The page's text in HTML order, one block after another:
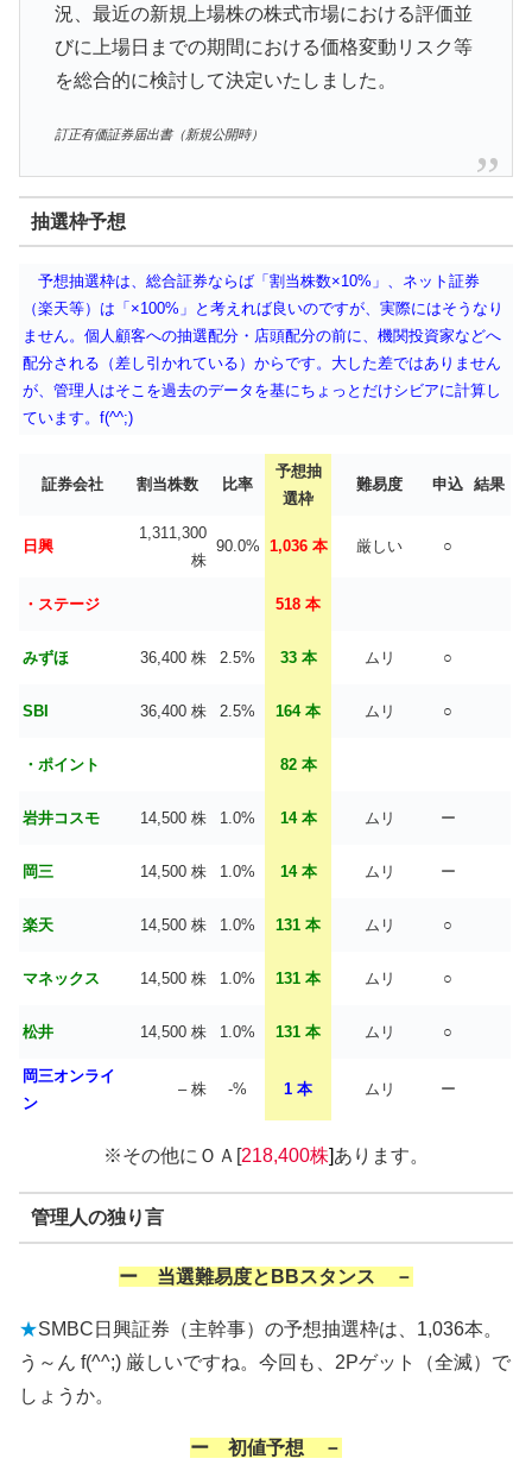
況、最近の新規上場株の株式市場における評価並
びに上場日までの期間における価格変動リスク等
を総合的に検討して決定いたしました。
訂正有価証券届出書（新規公開時）
抽選枠予想
予想抽選枠は、総合証券ならば「割当株数×10%」、ネット証券
（楽天等）は「×100%」と考えれば良いのですが、実際にはそうなり
ません。個人顧客への抽選配分・店頭配分の前に、機関投資家などへ
配分される（差し引かれている）からです。大した差ではありません
が、管理人はそこを過去のデータを基にちょっとだけシビアに計算し
ています。f(^^;)
証券会社 割当株数 比率
予想抽
選枠
難易度 申込 結果
日興
1,311,300
株
90.0% 1,036 本 厳しい ○
・ステージ 518 本
みずほ 36,400 株 2.5% 33 本 ムリ ○
SBI 36,400 株 2.5% 164 本 ムリ ○
・ポイント 82 本
岩井コスモ 14,500 株 1.0% 14 本 ムリ ー
岡三 14,500 株 1.0% 14 本 ムリ ー
楽天 14,500 株 1.0% 131 本 ムリ ○
マネックス 14,500 株 1.0% 131 本 ムリ ○
松井 14,500 株 1.0% 131 本 ムリ ○
岡三オンライ
ン
– 株 -% 1 本 ムリ ー
※その他にＯＡ[ 218,400株 あります。
管理人の独り言
ー 当選難易度とBBスタンス －
★SMBC日興証券（主幹事）の予想抽選枠は、1,036本。
う～ん f(^^;) 厳しいですね。今回も、2Pゲット（全滅）で
しょうか。
ー 初値予想 －